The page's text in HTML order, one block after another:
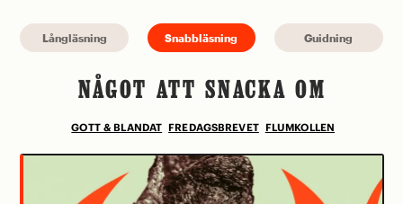
Långläsning Snabbläsning Guidning
NÅGOT ATT SNACKA OM
GOTT & BLANDAT FREDAGSBREVET FLUMKOLLEN